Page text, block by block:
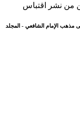
من نشر اقتباس
مذهب الإمام الشافعي - المجلد